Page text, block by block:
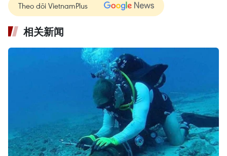
Theo dõi VietnamPlus
相关新闻